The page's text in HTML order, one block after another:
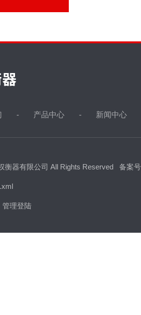
产品中心 新闻中心
衡器有限公司 All Rights Reserved 备案
管理登陆